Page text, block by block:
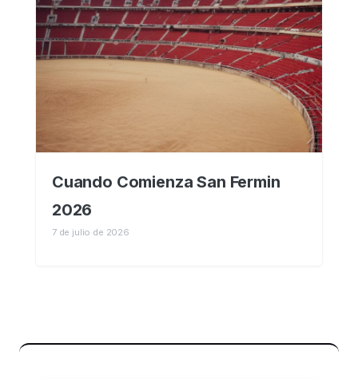
Cuando Comienza San Fermin
2026
7 de julio de 2026